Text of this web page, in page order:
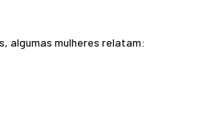
algumas mulheres relatam: